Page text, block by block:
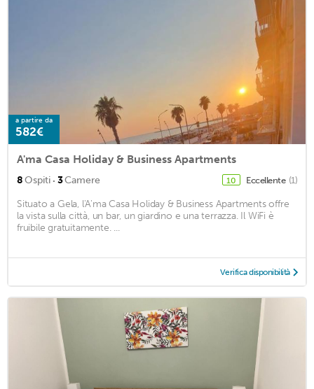
a partire da
582€
A'ma Casa Holiday & Business Apartments
8Ospiti · 3Camere 10 Eccellente (1)
Situato a Gela, l'A'ma Casa Holiday & Business Apartments offre
la vista sulla città, un bar, un giardino e una terrazza. Il WiFi è
fruibile gratuitamente. ...
Verifica disponibilità